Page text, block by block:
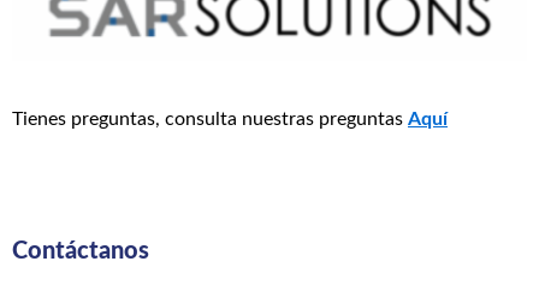
Tienes preguntas, consulta nuestras preguntas Aquí
Contáctanos